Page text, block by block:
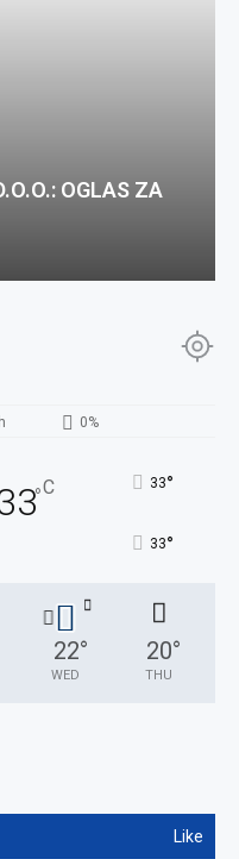
0%
°C 33°
33°
22°
WED
20°
THU
Like
OGLAS ZA